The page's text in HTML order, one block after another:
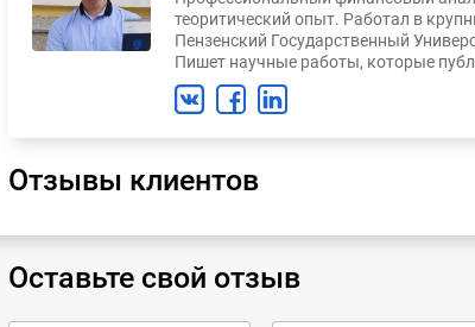
теоритический опыт. Работал в
Пензенский Государственный
Пишет научные работы, которые
Отзывы клиентов
Оставьте свой отзыв